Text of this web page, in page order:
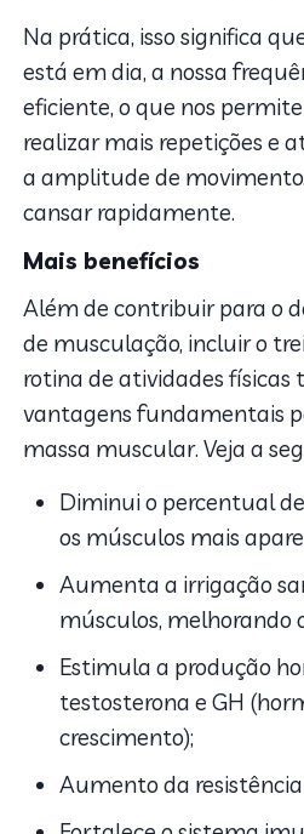
Na prática, isso significa
está em dia, a nossa
eficiente, o que nos
realizar mais repetições e
a amplitude de
cansar rapidamente.
Mais benefícios
Além de contribuir para o
de musculação, incluir o
rotina de atividades físicas
vantagens fundamentais
massa muscular. Veja a
Diminui o percentual
os músculos mais
Aumenta a irrigação
músculos, melhorando
Estimula a produção
testosterona e GH
crescimento);
Aumento da